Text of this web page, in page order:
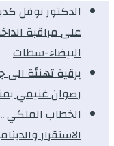
على مراقبة
البيضاء-سطات
برقية تهنئة
رضوان غنيمي
الخطاب الملكي
الاستقرار